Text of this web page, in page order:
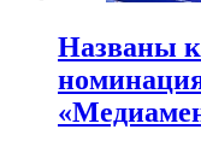
Названы